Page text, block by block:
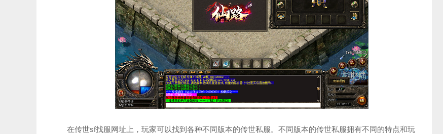
在传世sf找服网址上，玩家可以找到各种不同版本的传世私服。不同版本的传世私服拥有不同的特点和玩